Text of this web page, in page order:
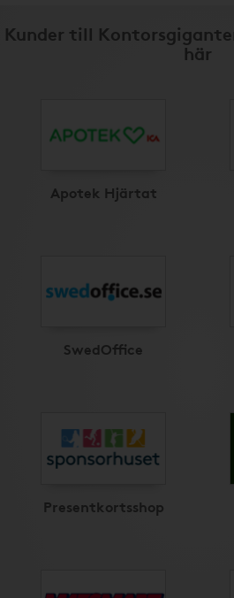
Kunder till
här
Apotek Hjärtat
SwedOffice
Presentkortsshop